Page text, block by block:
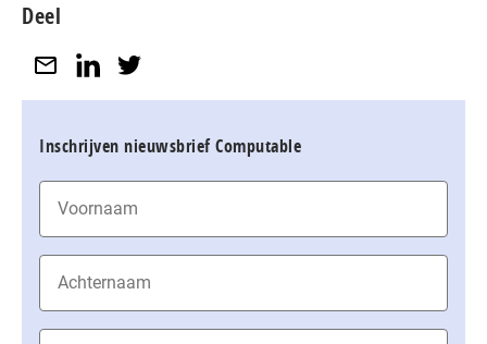
Deel
Inschrijven nieuwsbrief Computable